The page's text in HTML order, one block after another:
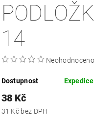
14
Neohodnoceno
Dostupnost
38 Kč
31 Kč bez DPH